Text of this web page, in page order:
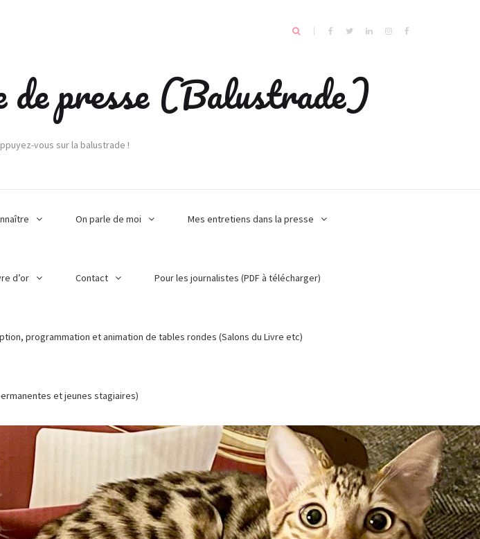
de presse (Balustrade)
vous sur la balustrade !
On parle de moi Mes entretiens dans la presse
d’or Contact Pour les journalistes (PDF à télécharger)
programmation et animation de tables rondes (Salons du Livre etc)
et jeunes stagiaires)